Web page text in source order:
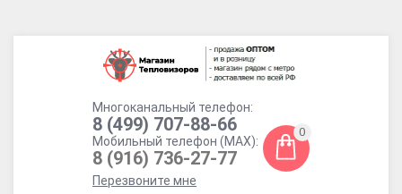
Многоканальный телефон:
8 (499) 707-88-66
Мобильный телефон (MAX):
8 (916) 736-27-77
Перезвоните мне
0